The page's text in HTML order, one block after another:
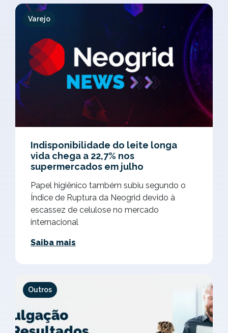
Varejo
Indisponibilidade do leite longa
vida chega a 22,7% nos
supermercados em julho
Papel higiênico também subiu segundo o
Índice de Ruptura da Neogrid devido à
escassez de celulose no mercado
internacional
Saiba mais
Outros